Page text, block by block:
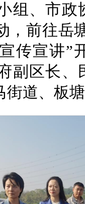
组、市
，前往岳
传宣讲”
副区长
街道、板